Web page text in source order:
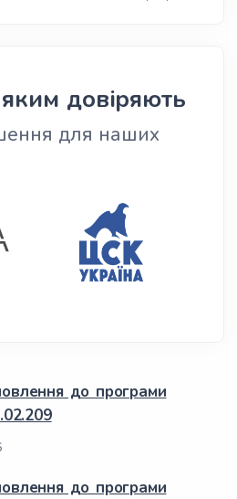
довіряють
для наших
до програми
до програми